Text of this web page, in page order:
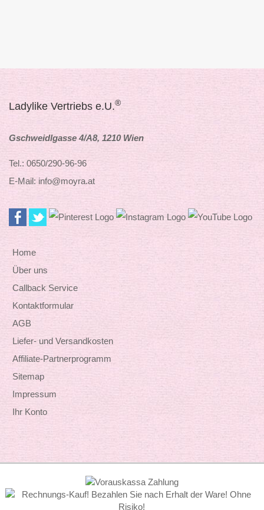
Ladylike Vertriebs e.U.®
Gschweidlgasse 4/A8, 1210 Wien
Tel.: 0650/290-96-96
E-Mail: info@moyra.at
Home
Über uns
Callback Service
Kontaktformular
AGB
Liefer- und Versandkosten
Affiliate-Partnerprogramm
Sitemap
Impressum
Ihr Konto